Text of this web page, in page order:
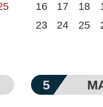
16
17 18
23
24 25
5